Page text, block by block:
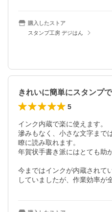
購入したストア
スタンプ工房 デジはん
きれいに簡単にスタンプ
5
インク内蔵で楽に使えます。
滲みもなく、小さな文字まで
瞭に読み取れます。
年賀状手書き派にはとても助
今まではインクが内蔵されて
していましたが、作業効率が